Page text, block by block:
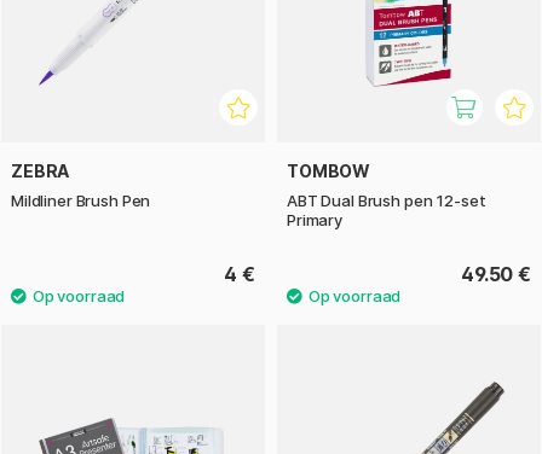
ZEBRA
Mildliner Brush Pen
4 €
TOMBOW
ABT Dual Brush pen 12-set
Primary
49.50 €